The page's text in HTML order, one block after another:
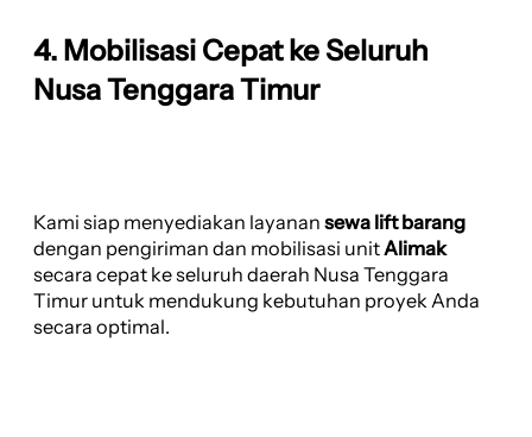
4. Mobilisasi Cepat ke Seluruh
Nusa Tenggara Timur
Kami siap menyediakan layanan sewa lift barang
dengan pengiriman dan mobilisasi unitAlimak
secara cepat ke seluruh daerah Nusa Tenggara
Timur untuk mendukung kebutuhan proyek Anda
secara optimal.